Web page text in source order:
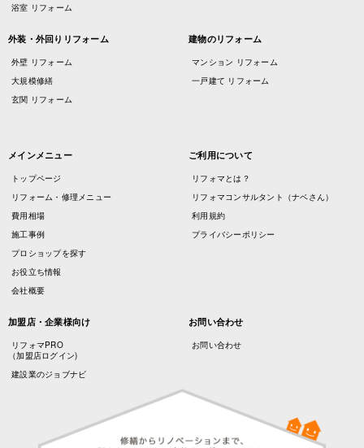
浴室 リフォーム
外装・外回りリフォーム
外壁 リフォーム
大規模修繕
玄関 リフォーム
建物のリフォーム
マンション リフォーム
一戸建て リフォーム
メインメニュー
トップページ
リフォーム・修理メニュー
費用相場
施工事例
プロショップを探す
お役立ち情報
会社概要
ご利用について
リフォマとは？
リフォマコンサルタント（ナベさん）
利用規約
プライバシーポリシー
加盟店・企業様向け
リフォマPRO
（加盟店ログイン)
建設業のジョブナビ
お問い合わせ
お問い合わせ